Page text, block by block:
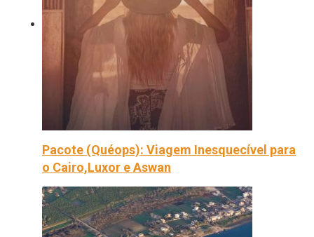
Pacote (Quéops): Viagem Inesquecível para
o Cairo,Luxor e Aswan